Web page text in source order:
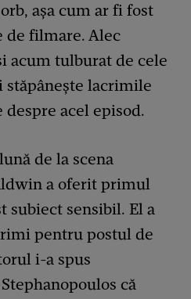
așa cum ar fi fost
de filmare. Alec
acum tulburat de cele
stăpânește lacrimile
despre acel episod.
de la scena
a oferit primul
subiect sensibil. El a
pentru postul de
i-a spus
că